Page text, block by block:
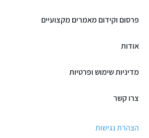
פרסום וקידום מאמרים מקצועיים
אודות
מדיניות שימוש ופרטיות
צרו קשר
הצהרת נגישות